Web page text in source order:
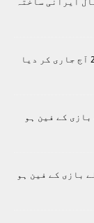
بلوچستان بورڈ میٹرک نتیجہ 2026 آج جاری کر دیا
کے فین ہو
بازی کے فین ہو